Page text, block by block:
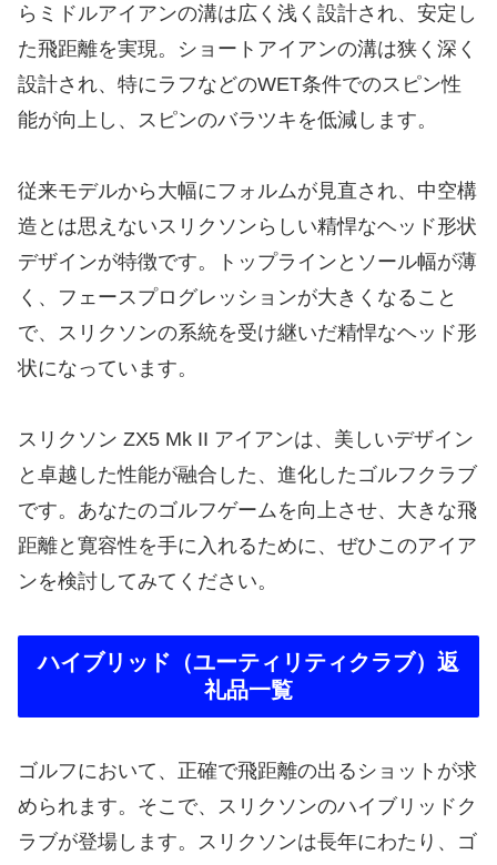
らミドルアイアンの溝は広く浅く設計され、安定し
た飛距離を実現。ショートアイアンの溝は狭く深く
設計され、特にラフなどのWET条件でのスピン性
能が向上し、スピンのバラツキを低減します。
従来モデルから大幅にフォルムが見直され、中空構
造とは思えないスリクソンらしい精悍なヘッド形状
デザインが特徴です。トップラインとソール幅が薄
く、フェースプログレッションが大きくなること
で、スリクソンの系統を受け継いだ精悍なヘッド形
状になっています。
スリクソン ZX5 Mk II アイアンは、美しいデザイン
と卓越した性能が融合した、進化したゴルフクラブ
です。あなたのゴルフゲームを向上させ、大きな飛
距離と寛容性を手に入れるために、ぜひこのアイア
ンを検討してみてください。
ハイブリッド（ユーティリティクラブ）返
礼品一覧
ゴルフにおいて、正確で飛距離の出るショットが求
められます。そこで、スリクソンのハイブリッドク
ラブが登場します。スリクソンは長年にわたり、ゴ